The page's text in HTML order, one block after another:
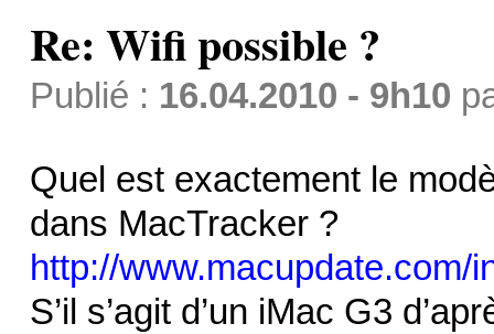
Re: Wifi possible ?
Publié : 16.04.2010 - 9h10
Quel est exactement le
dans MacTracker ?
http://www.macupdate.com/
S’il s’agit d’un iMac G3